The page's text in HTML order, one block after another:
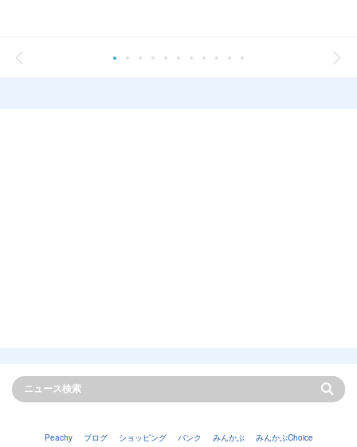
Peachy ブログ ショッピング バンク みんかぶ みんかぶChoice